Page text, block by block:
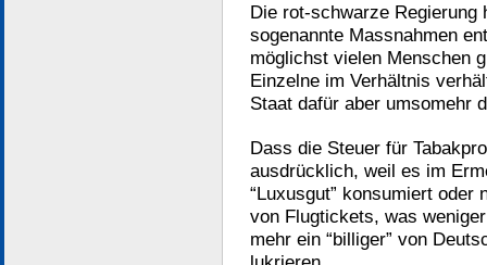
Die rot-schwarze Regierung
sogenannte Massnahmen
möglichst vielen Menschen
Einzelne im Verhältnis
Staat dafür aber umsomehr
Dass die Steuer für
ausdrücklich, weil es im
“Luxusgut” konsumiert
von Flugtickets, was
mehr ein “billiger” von